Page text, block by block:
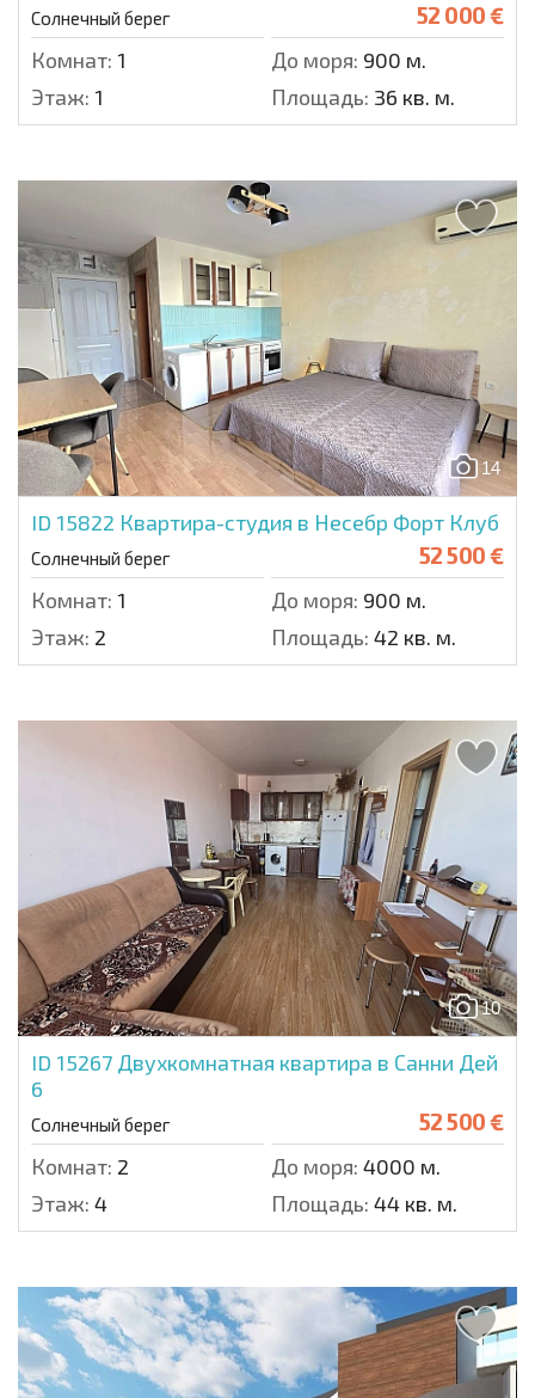
Солнечный берег 52 000 €
Комнат: 1 До моря: 900 м.
Этаж: 1 Площадь: 36 кв. м.
14
ID 15822 Квартира-студия в Несебр Форт Клуб
Солнечный берег 52 500 €
Комнат: 1 До моря: 900 м.
Этаж: 2 Площадь: 42 кв. м.
10
ID 15267 Двухкомнатная квартира в Санни Дей
6
Солнечный берег 52 500 €
Комнат: 2 До моря: 4000 м.
Этаж: 4 Площадь: 44 кв. м.